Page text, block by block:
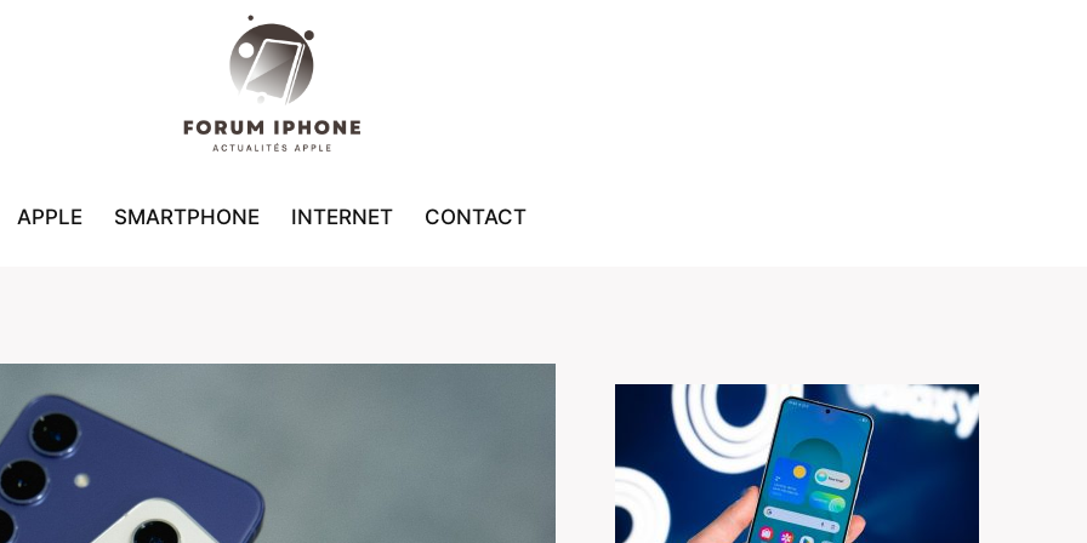
APPLE SMARTPHONE INTERNET CONTACT